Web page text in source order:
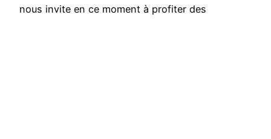
nous invite en ce moment à profiter des